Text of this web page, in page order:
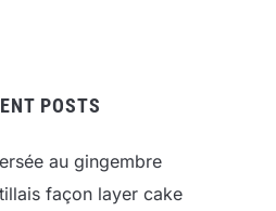
POSTS
au gingembre
façon layer cake